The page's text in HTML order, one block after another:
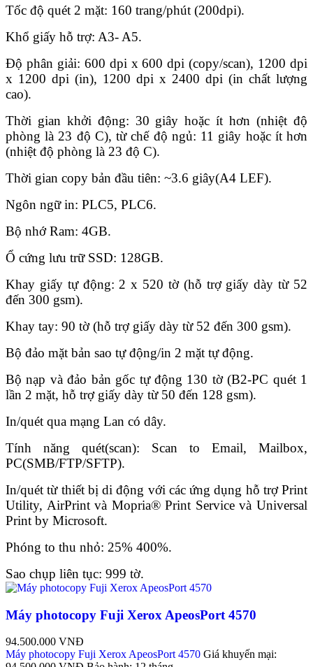
Tốc độ quét 2 mặt: 160 trang/phút (200dpi).
Khổ giấy hỗ trợ: A3- A5.
Độ phân giải: 600 dpi x 600 dpi (copy/scan), 1200 dpi
x 1200 dpi (in), 1200 dpi x 2400 dpi (in chất lượng
cao).
Thời gian khởi động: 30 giây hoặc ít hơn (nhiệt độ
phòng là 23 độ C), từ chế độ ngủ: 11 giây hoặc ít hơn
(nhiệt độ phòng là 23 độ C).
Thời gian copy bản đầu tiên: ~3.6 giây(A4 LEF).
Ngôn ngữ in: PLC5, PLC6.
Bộ nhớ Ram: 4GB.
Ổ cứng lưu trữ SSD: 128GB.
Khay giấy tự động: 2 x 520 tờ (hỗ trợ giấy dày từ 52
đến 300 gsm).
Khay tay: 90 tờ (hỗ trợ giấy dày từ 52 đến 300 gsm).
Bộ đảo mặt bản sao tự động/in 2 mặt tự động.
Bộ nạp và đảo bản gốc tự động 130 tờ (B2-PC quét 1
lần 2 mặt, hỗ trợ giấy dày từ 50 đến 128 gsm).
In/quét qua mạng Lan có dây.
Tính năng quét(scan): Scan to Email, Mailbox,
PC(SMB/FTP/SFTP).
In/quét từ thiết bị di động với các ứng dụng hỗ trợ Print
Utility, AirPrint và Mopria® Print Service và Universal
Print by Microsoft.
Phóng to thu nhỏ: 25% 400%.
Sao chụp liên tục: 999 tờ.
Máy photocopy Fuji Xerox ApeosPort 4570
94.500.000 VNĐ
Máy photocopy Fuji Xerox ApeosPort 4570 Giá khuyến mại: